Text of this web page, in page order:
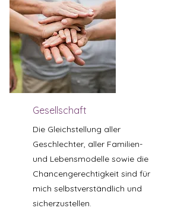
Gesellschaft
Die Gleichstellung aller
Geschlechter, aller Familien-
und Lebensmodelle sowie die
Chancengerechtigkeit sind für
mich selbstverständlich und
sicherzustellen.